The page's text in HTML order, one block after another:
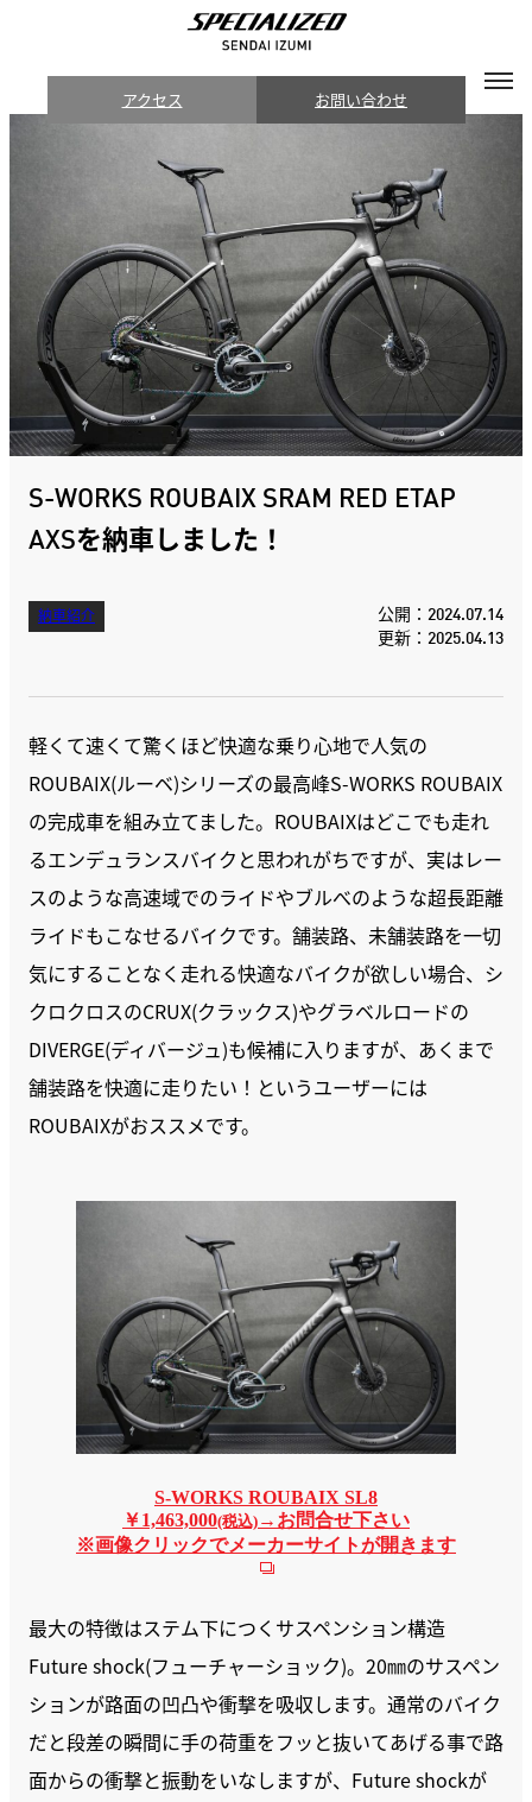
アクセス お問い合わせ
S-WORKS ROUBAIX SRAM RED ETAP
AXSを納車しました！
納車紹介
公開：2024.07.14
更新：2025.04.13
軽くて速くて驚くほど快適な乗り心地で人気の
ROUBAIX(ルーベ)シリーズの最高峰S-WORKS ROUBAIX
の完成車を組み立てました。ROUBAIXはどこでも走れ
るエンデュランスバイクと思われがちですが、実はレー
スのような高速域でのライドやブルべのような超長距離
ライドもこなせるバイクです。舗装路、未舗装路を一切
気にすることなく走れる快適なバイクが欲しい場合、シ
クロクロスのCRUX(クラックス)やグラベルロードの
DIVERGE(ディバージュ)も候補に入りますが、あくまで
舗装路を快適に走りたい！というユーザーには
ROUBAIXがおススメです。
S-WORKS ROUBAIX SL8
￥1,463,000(税込) →お問合せ下さい
※画像クリックでメーカーサイトが開きます
最大の特徴はステム下につくサスペンション構造
Future shock(フューチャーショック)。20㎜のサスペン
ションが路面の凹凸や衝撃を吸収します。通常のバイク
だと段差の瞬間に手の荷重をフッと抜いてあげる事で路
面からの衝撃と振動をいなしますが、Future shockが